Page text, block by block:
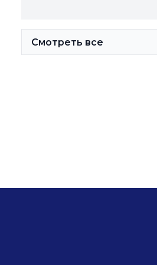
Смотреть все